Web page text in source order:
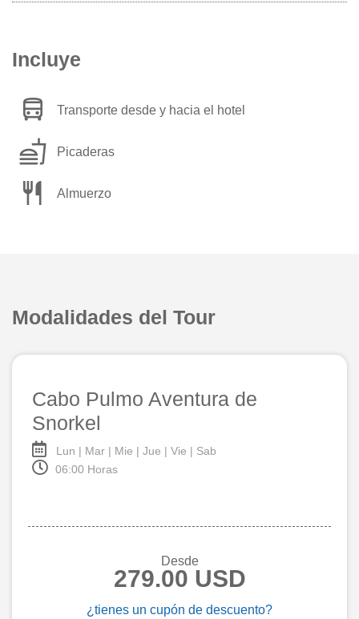
Incluye
directions_bus Transporte desde y hacia el hotel
fastfood Picaderas
restaurant Almuerzo
Modalidades del Tour
Cabo Pulmo Aventura de
Snorkel
Lun | Mar | Mie | Jue | Vie | Sab
06:00 Horas
Desde
279.00 USD
¿tienes un cupón de descuento?